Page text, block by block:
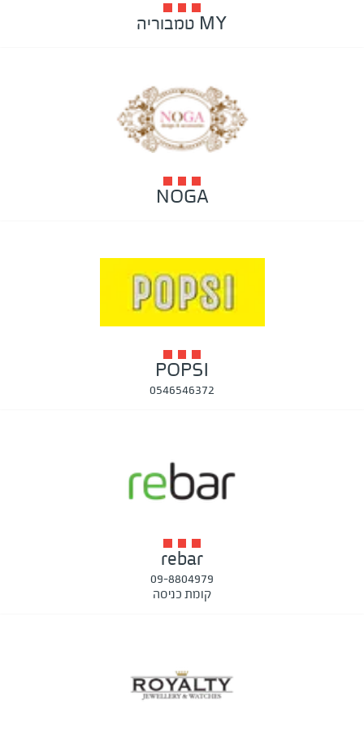
MY טמבוריה
NOGA
POPSI
0546546372
rebar
09-8804979
קומת כניסה